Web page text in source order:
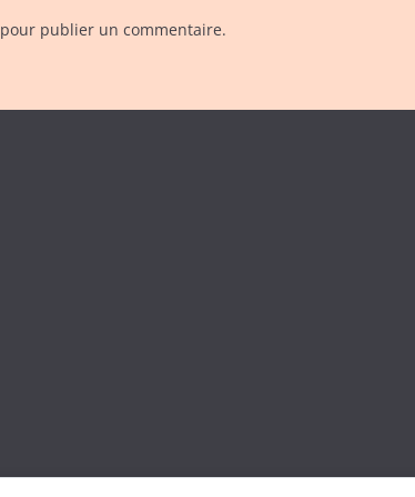
pour publier un commentaire.